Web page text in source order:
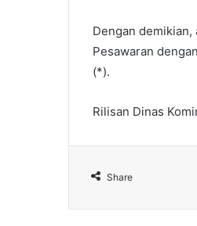
Dengan
Pesawaran
(*).
Rilisan Dinas
Share